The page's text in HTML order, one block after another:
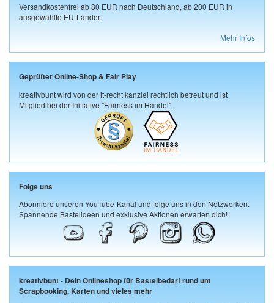
Versandkostenfrei ab 80 EUR nach Deutschland, ab 200 EUR in
ausgewählte EU-Länder.
Mehr Infos
Geprüfter Online-Shop & Fair Play
kreativbunt wird von der it-recht kanzlei rechtlich betreut und ist
Mitglied bei der Initiative "Fairness im Handel".
Folge uns
Abonniere unseren YouTube-Kanal und folge uns in den Netzwerken.
Spannende Bastelideen und exklusive Aktionen erwarten dich!
kreativbunt - Dein Onlineshop für Bastelbedarf rund um
Scrapbooking, Karten und vieles mehr